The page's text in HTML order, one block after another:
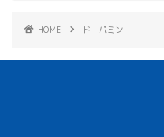
HOME ドーパミン